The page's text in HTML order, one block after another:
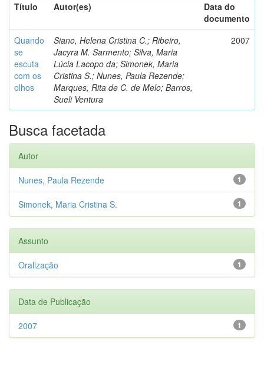
Título
Autor(es)
Data do
documento
Quando
se
escuta
com os
olhos
Siano, Helena Cristina C.; Ribeiro,
Jacyra M. Sarmento; Silva, Maria
Lúcia Lacopo da; Simonek, Maria
Cristina S.; Nunes, Paula Rezende;
Marques, Rita de C. de Melo; Barros,
Sueli Ventura
2007
Busca facetada
Autor
1
Nunes, Paula Rezende
1
Simonek, Maria Cristina S.
Assunto
1
Oralização
Data de Publicação
1
2007